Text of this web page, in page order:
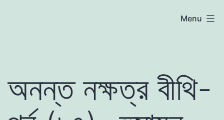
Menu
অনন্ত নক্ষত্র বীথি-